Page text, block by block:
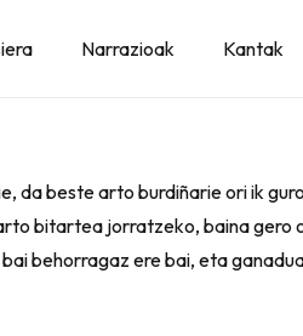
Narrazioak Kantak
beste arto burdiñarie ori ik
bitartea jorratzeko, baina
behorragaz ere bai, eta